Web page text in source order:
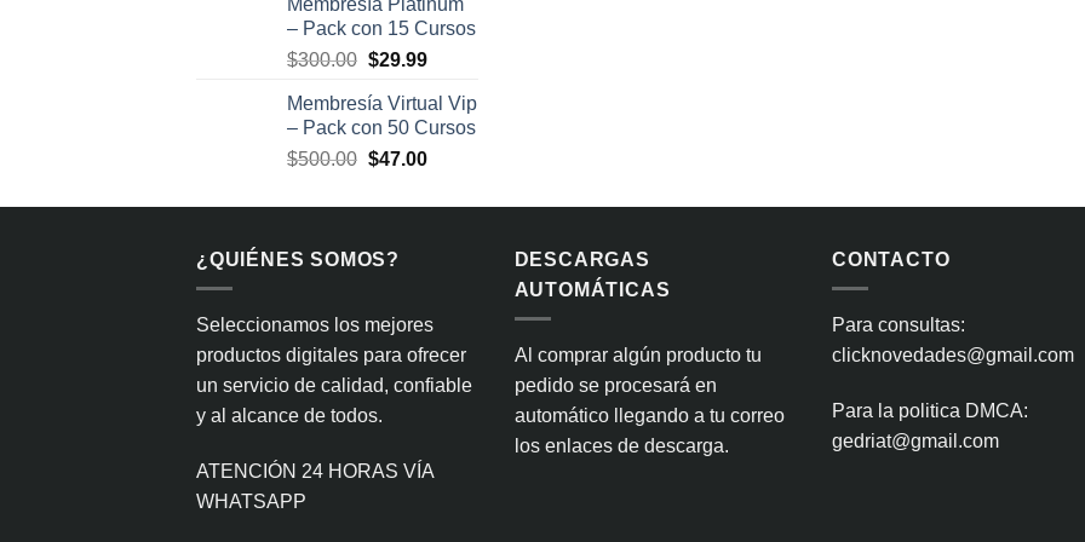
original
era:
$400.00.
actual
es:
$34.99.
– Pack con 15 Cursos
$300.00 El
original
era:
$300.00.
$29.99El
actual
es:
$29.99.
Membresía Virtual Vip
– Pack con 50 Cursos
$500.00 El
original
$500.00.
$47.00El
actual
¿QUIÉNES SOMOS?
Seleccionamos los mejores
productos digitales para ofrecer
un servicio de calidad, confiable
y al alcance de todos.
ATENCIÓN 24 HORAS VÍA
WHATSAPP
DESCARGAS
AUTOMÁTICAS
Al comprar algún producto tu
pedido se procesará en
automático llegando a tu correo
los enlaces de descarga.
CONTACTO
Para consultas:
clicknovedades@gmail.com
Para la politica DMCA:
gedriat@gmail.com